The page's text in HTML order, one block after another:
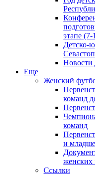
этапе (7-
Детско-
Новости
Еще
Женский
команд
команд
и младше
женских
Ссылки